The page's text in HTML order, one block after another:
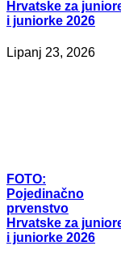
Hrvatske za
i juniorke 2026
Lipanj 23, 2026
FOTO:
Pojedinačno
prvenstvo
Hrvatske za
i juniorke 2026